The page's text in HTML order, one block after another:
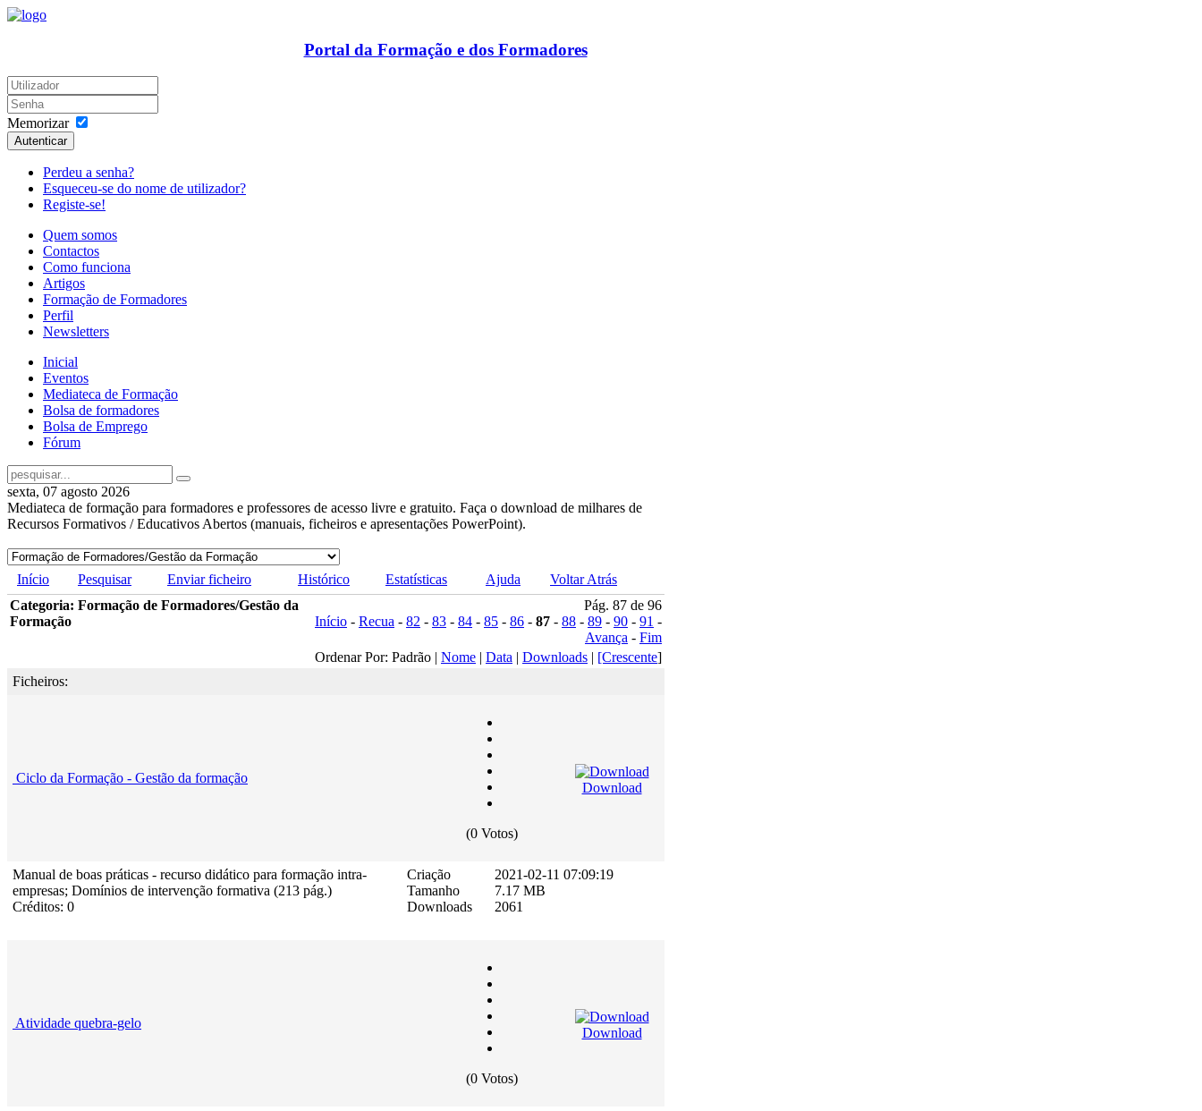
Portal da Formação e dos Formadores
Memorizar
Autenticar
Perdeu a senha?
Esqueceu-se do nome de utilizador?
Registe-se!
Quem somos
Contactos
Como funciona
Artigos
Formação de Formadores
Perfil
Newsletters
Inicial
Eventos
Mediateca de Formação
Bolsa de formadores
Bolsa de Emprego
Fórum
sexta, 07 agosto 2026
Mediateca de formação para formadores e professores de acesso livre e gratuito. Faça o download de milhares de
Recursos Formativos / Educativos Abertos (manuais, ficheiros e apresentações PowerPoint).
Início Pesquisar Enviar ficheiro Histórico Estatísticas Ajuda
Voltar Atrás
Categoria: Formação de Formadores/Gestão da
Formação
Pág. 87 de 96
Início - Recua - 82 - 83 - 84 - 85 - 86 - 87 - 88 - 89 - 90 - 91 -
Avança - Fim
Ordenar Por: Padrão | Nome | Data | Downloads | [Crescente]
Ficheiros:
Ciclo da Formação - Gestão da formação
(0 Votos)
Download
Manual de boas práticas - recurso didático para formação intra-
empresas; Domínios de intervenção formativa (213 pág.)
Créditos: 0
Criação
Tamanho
Downloads
2021-02-11 07:09:19
7.17 MB
2061
Atividade quebra-gelo
(0 Votos)
Download